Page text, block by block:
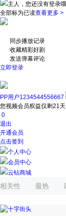
主人，您还没有登录哦
全部标为已读查看更多 >
同步播放记录
收藏精彩好剧
发送弹幕评论
立即登录
PP用户1234544556667
您视频会员权益仅剩21天
0
退出
开通会员
点击签到
个人中心
会员中心
云钻商城
相关性 最热